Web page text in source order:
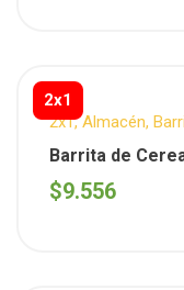
2x1
2x1,Almacén,
Barrita de
Caja 10 unid.
$9.556